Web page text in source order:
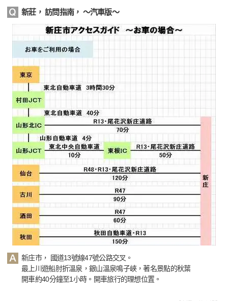
新莊， 訪問指南， 〜汽車版〜
新庄市， 國道13號線47號公路交叉。
最上川遊船肘折溫泉，銀山溫泉鳴子峽，著名景點的秋葉
開車約40分鐘至1小時。開車旅行的理想位置。